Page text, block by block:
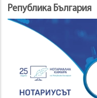
Република България